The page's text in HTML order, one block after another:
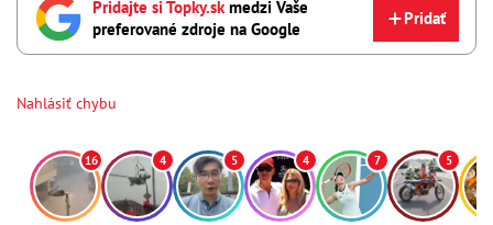
Pridajte si Topky.sk medzi Vaše
preferované zdroje na Google
Pridať
Nahlásiť chybu
16 4 5 4 7 5